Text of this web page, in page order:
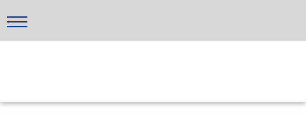
МЕТАПРОМ - российский торгово-промышленный портал